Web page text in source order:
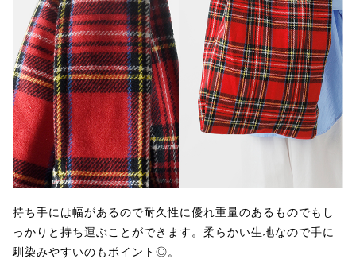
持ち手には幅があるので耐久性に優れ重量のあるものでもし
っかりと持ち運ぶことができます。柔らかい生地なので手に
馴染みやすいのもポイント◎。